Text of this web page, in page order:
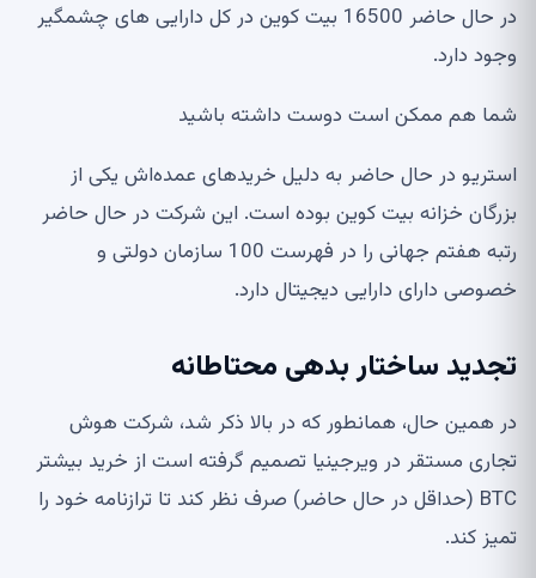
در حال حاضر 16500 بیت کوین در کل دارایی های چشمگیر
وجود دارد.
شما هم ممکن است دوست داشته باشید
استریو در حال حاضر به دلیل خریدهای عمده‌اش یکی از
بزرگان خزانه بیت کوین بوده است. این شرکت در حال حاضر
رتبه هفتم جهانی را در فهرست 100 سازمان دولتی و
خصوصی دارای دارایی دیجیتال دارد.
تجدید ساختار بدهی محتاطانه
در همین حال، همانطور که در بالا ذکر شد، شرکت هوش
تجاری مستقر در ویرجینیا تصمیم گرفته است از خرید بیشتر
BTC (حداقل در حال حاضر) صرف نظر کند تا ترازنامه خود را
تمیز کند.